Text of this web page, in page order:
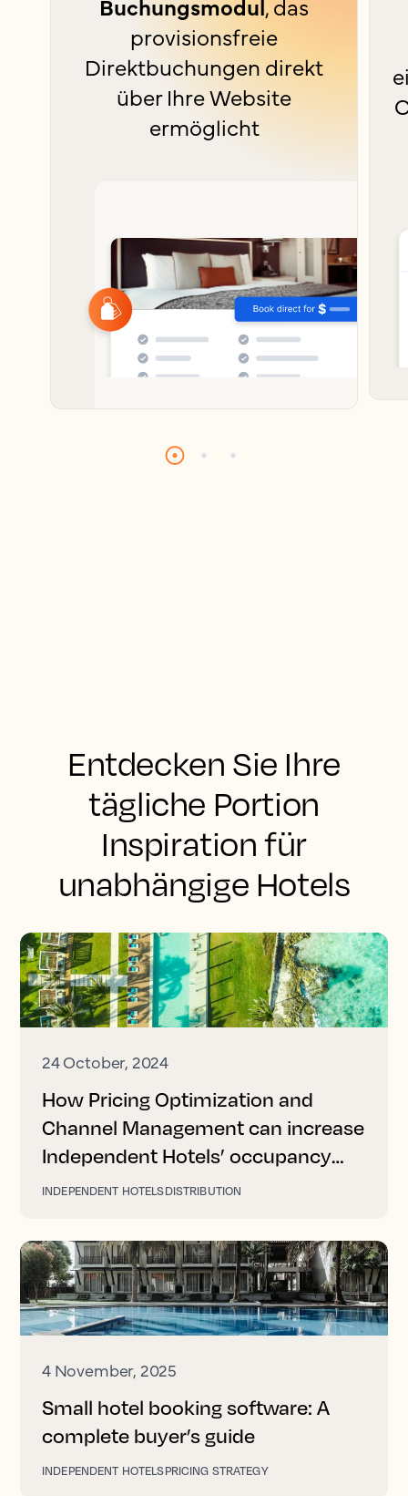
provisionsfreie
Direktbuchungen direkt
über Ihre Website
ermöglicht
Entdecken Sie Ihre
tägliche Portion
Inspiration für
unabhängige Hotels
24 October, 2024
How Pricing Optimization and
Channel Management can increase
Independent Hotels’ occupancy
and revenue
INDEPENDENT HOTELSDISTRIBUTION
4 November, 2025
Small hotel booking software: A
complete buyer’s guide
INDEPENDENT HOTELSPRICING STRATEGY